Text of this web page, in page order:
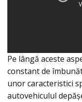
Pe lângă aceste
constant de
unor caracteristici
autovehiculul